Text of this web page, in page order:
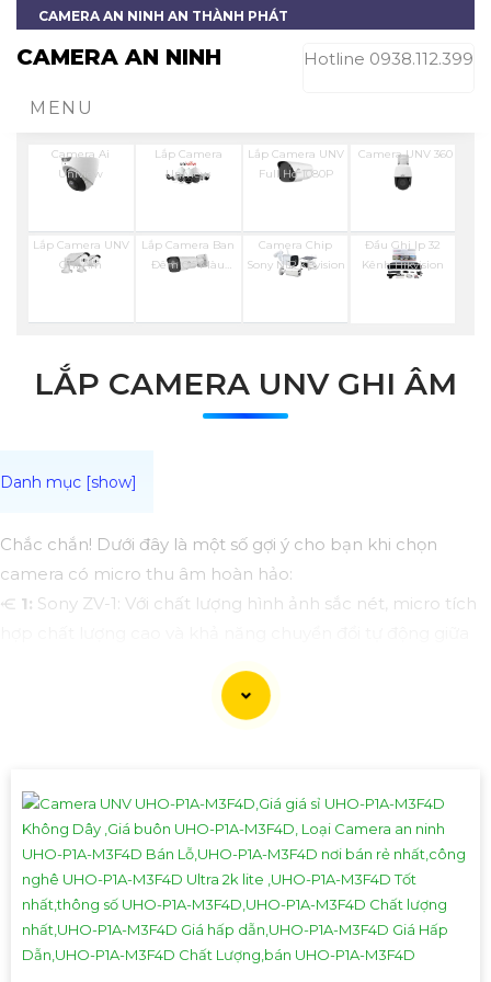
CAMERA AN NINH AN THÀNH PHÁT
CAMERA AN NINH Hotline 0938.112.399
MENU
Camera Ai
Uniview
Lắp Camera
Uniview
Lắp Camera UNV
Full Hd 1080P
Camera UNV 360
Lắp Camera UNV
Ghi Âm
Lắp Camera Ban
Đêm Có Màu
Camera Chip
Sony NIR KBvision
Đầu Ghi Ip 32
Kênh Hikvision
LẮP CAMERA UNV GHI ÂM
Chắc chắn! Dưới đây là một số gợi ý cho bạn khi chọn
camera có micro thu âm hoàn hảo:
⥺ 1: Sony ZV-1: Với chất lượng hình ảnh sắc nét, micro tích
tốt cho việc vlog hoặc livestream.
Canon EOS M50 Mark II: Camera mirrorless nhỏ gọn này
máy tính hoặc điện thoại di động.
3: Logitech StreamCam: Dành cho những ai muốn cải
thiện chất lượng quay video trực tuyến, Logitech
StreamCam không chỉ có micro kép tích hợp mà còn hỗ
trợ góc quay rộng. Đồng thời, StreamCam cũng tương thích
với nhiều ứng dụng live streaming phổ biến.